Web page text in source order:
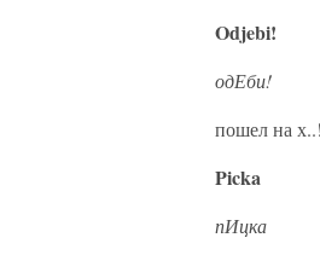
Odjebi!
одЕби!
пошел на
Picka
пИцка